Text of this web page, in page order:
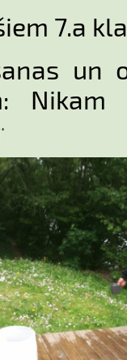
7.a
un
Nikam